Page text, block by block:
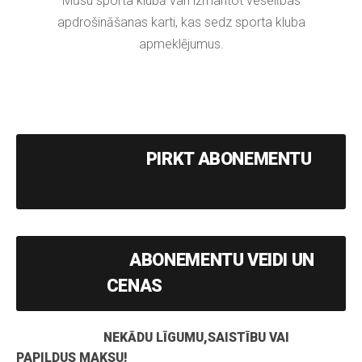
apdrošināšanas karti, kas sedz sporta kluba
apmeklējumus.
PIRKT ABONEMENTU
ABONEMENTU VEIDI UN
CENAS
NEKĀDU LĪGUMU,SAISTĪBU VAI
PAPILDUS MAKSU!